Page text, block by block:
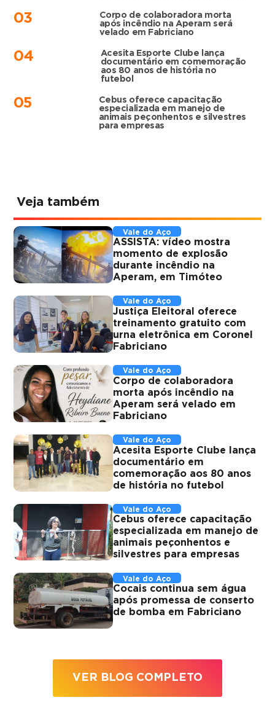
03
Corpo de colaboradora morta
após incêndio na Aperam será
velado em Fabriciano
04
Acesita Esporte Clube lança
documentário em comemoração
aos 80 anos de história no
futebol
05
Cebus oferece capacitação
especializada em manejo de
animais peçonhentos e silvestres
para empresas
Veja também
Vale do Aço
ASSISTA: vídeo mostra
momento de explosão
durante incêndio na
Aperam, em Timóteo
Vale do Aço
Justiça Eleitoral oferece
treinamento gratuito com
urna eletrônica em Coronel
Fabriciano
Vale do Aço
Corpo de colaboradora
morta após incêndio na
Aperam será velado em
Fabriciano
Vale do Aço
Acesita Esporte Clube lança
documentário em
comemoração aos 80 anos
de história no futebol
Vale do Aço
Cebus oferece capacitação
especializada em manejo de
animais peçonhentos e
silvestres para empresas
Vale do Aço
Cocais continua sem água
após promessa de conserto
de bomba em Fabriciano
VER BLOG COMPLETO